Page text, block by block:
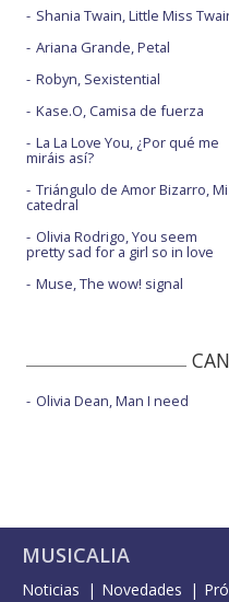
Shania Twain, Little Miss
Ariana Grande, Petal
Robyn, Sexistential
Kase.O, Camisa de fuerza
La La Love You, ¿Por qué me
miráis así?
Triángulo de Amor Bizarro, Mi
catedral
Olivia Rodrigo, You seem
pretty sad for a girl so in love
Muse, The wow! signal
Olivia Dean, Man I need
MUSICALIA
Noticias Novedades